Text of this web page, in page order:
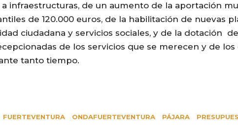
infraestructuras, de un aumento de la aportación
de 120.000 euros, de la habilitación de nuevas
ciudadana y servicios sociales, y de la dotación
de los servicios que se merecen y de los
tanto tiempo.
FUERTEVENTURA ONDAFUERTEVENTURA PÁJARA